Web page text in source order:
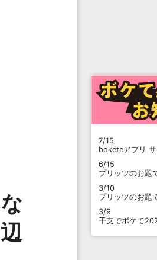
7/15
boketeアプリ
6/15
プリッツのお題
3/10
プリッツのお題
3/9
干支でボケて